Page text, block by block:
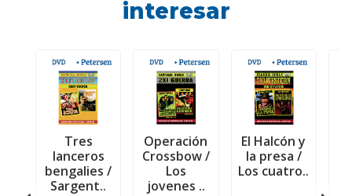
interesar
Tres
lanceros
bengalies /
Sargent..
Operación
Crossbow /
Los
jovenes ..
El Halcón y
la presa /
Los cuatro..